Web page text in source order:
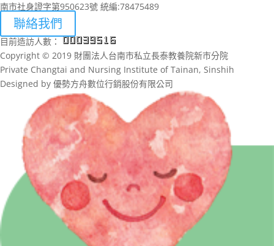
南市社身證字第950623號 統編:78475489
聯絡我們
目前造訪人數：
Copyright © 2019 財團法人台南市私立長泰教養院新市分院
Private Changtai and Nursing Institute of Tainan, Sinshih
Designed by 優勢方舟數位行銷股份有限公司